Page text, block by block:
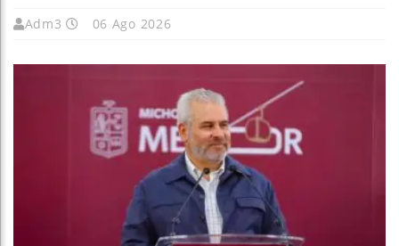
Adm3 06 Ago 2026